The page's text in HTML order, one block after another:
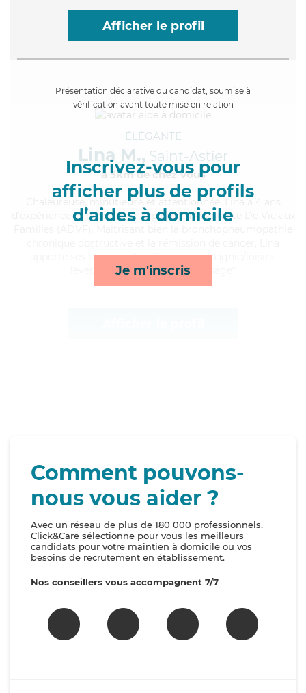
Afficher le profil
Présentation déclarative du candidat, soumise à
vérification avant toute mise en relation
Inscrivez-vous pour
afficher plus de profils
d’aides à domicile
Je m'inscris
ÉLÉGANTE
Lina M., Saint-Astier
à 5km de chez Vous
, minutieuse et attentionnée, Lina a 4 ans
d'expérience et possède un diplôme d'Assistante De Vie aux
apporte ses services de ménage, compagnie/loisirs,
lever/coucher et lessive/repassage*
Comment pouvons-
nous vous aider ?
Avec un réseau de plus de 180 000 professionnels,
Click&Care sélectionne pour vous les meilleurs
candidats pour votre maintien à domicile ou vos
besoins de recrutement en établissement.
Nos conseillers vous accompagnent 7/7